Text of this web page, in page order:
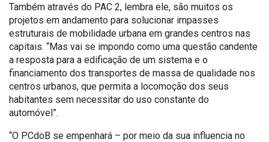
Também através do PAC 2, lembra ele, são muitos os
projetos em andamento para solucionar impasses
estruturais de mobilidade urbana em grandes centros nas
capitais. “Mas vai se impondo como uma questão candente
a resposta para a edificação de um sistema e o
financiamento dos transportes de massa de qualidade nos
centros urbanos, que permita a locomoção dos seus
habitantes sem necessitar do uso constante do
automóvel”.
“O PCdoB se empenhará – por meio da sua influencia no